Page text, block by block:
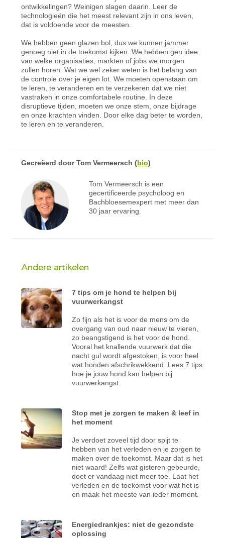
ontwikkelingen? Weinigen slagen daarin. Leer de
technologieën die het meest relevant zijn in ons leven,
dat is voldoende voor de meesten.
We hebben geen glazen bol, dus we kunnen jammer
genoeg niet in de toekomst kijken. We hebben gen idee
van welke organisaties, markten of jobs we morgen
zullen horen. Wat we wel zeker weten is het belang van
de controle over je eigen lot. We moeten openstaan om
te leren, te veranderen en te verzekeren dat we niet
vastraken in onze comfortabele routine. In deze
disruptieve tijden, moeten we onze stem, onze bijdrage
en onze krachten vinden. Door elke dag beter te worden,
te leren en te veranderen.
Gecreëerd doorTom Vermeersch (bio)
Tom Vermeersch is een
gecertificeerde psycholoog en
Bachbloesemexpert met meer dan
30 jaar ervaring.
Andere artikelen
7 tips om je hond te helpen bij
vuurwerkangst
Zo fijn als het is voor de mens om de
overgang van oud naar nieuw te vieren,
zo beangstigend is het voor de hond.
Vooral het knallende vuurwerk dat die
nacht gul wordt afgestoken, is voor heel
wat honden afschrikwekkend. Lees 7 tips
hoe je jouw hond kan helpen bij
vuurwerkangst.
Stop met je zorgen te maken & leef in
het moment
Je verdoet zoveel tijd door spijt te
hebben van het verleden en je zorgen te
maken over de toekomst. Maar dat is het
niet waard! Zelfs wat gisteren gebeurde,
doet er vandaag niet meer toe. Laat het
verleden en de toekomst voor wat het is
en maak het meeste van ieder moment.
Energiedrankjes: niet de gezondste
oplossing